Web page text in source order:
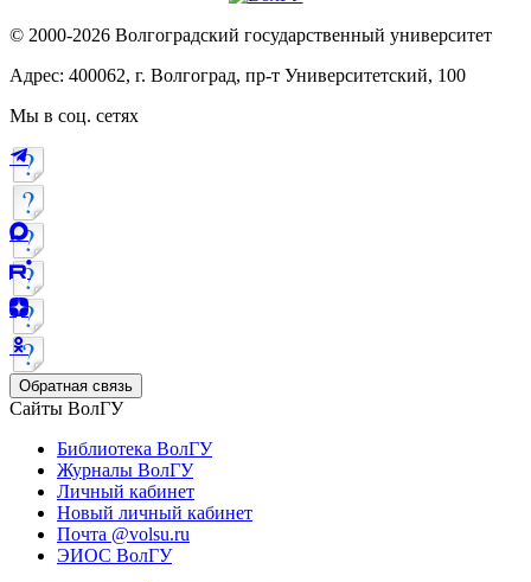
© 2000-2026 Волгоградский государственный университет
Адрес: 400062, г. Волгоград, пр-т Университетский, 100
Мы в соц. сетях
Обратная связь
Сайты ВолГУ
Библиотека ВолГУ
Журналы ВолГУ
Личный кабинет
Новый личный кабинет
Почта @volsu.ru
ЭИОС ВолГУ